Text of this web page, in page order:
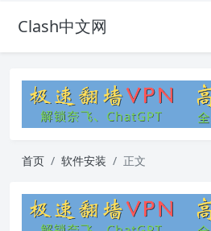
Clash中文网
首页 软件安装 正文